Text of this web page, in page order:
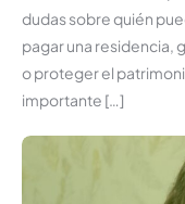
dudas sobre quién
pagar una residencia,
o proteger el
importante […]